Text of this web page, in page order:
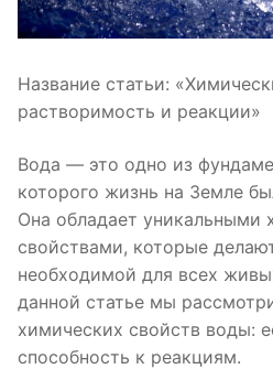
Название статьи:
растворимость и реакции»
Вода — это одно из
которого жизнь на Земле
Она обладает уникальными
свойствами, которые
необходимой для всех
данной статье мы
химических свойств воды:
способность к реакциям.